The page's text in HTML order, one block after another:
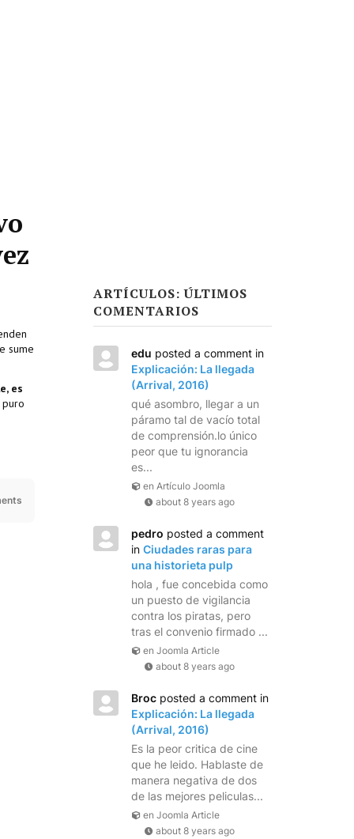
sume
es
ARTÍCULOS: ÚLTIMOS
COMENTARIOS
edu posted a comment in
Explicación: La llegada
(Arrival, 2016)
qué asombro, llegar a un
páramo tal de vacío total
de comprensión.lo único
peor que tu ignorancia
es...
en Artículo Joomla
about 8 years ago
pedro posted a comment
in Ciudades raras para
una historieta pulp
hola , fue concebida como
un puesto de vigilancia
contra los piratas, pero
tras el convenio firmado ...
en Joomla Article
about 8 years ago
Broc posted a comment in
Explicación: La llegada
(Arrival, 2016)
Es la peor critica de cine
que he leido. Hablaste de
manera negativa de dos
de las mejores peliculas...
en Joomla Article
about 8 years ago